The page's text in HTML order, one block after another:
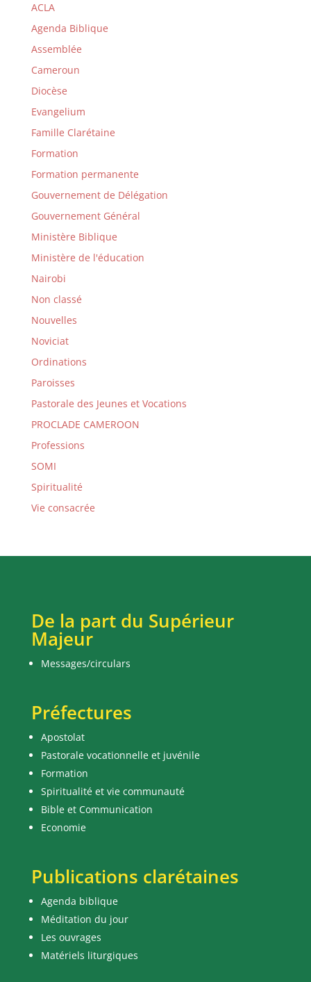
ACLA
Agenda Biblique
Assemblée
Cameroun
Diocèse
Evangelium
Famille Clarétaine
Formation
Formation permanente
Gouvernement de Délégation
Gouvernement Général
Ministère Biblique
Ministère de l'éducation
Nairobi
Non classé
Nouvelles
Noviciat
Ordinations
Paroisses
Pastorale des Jeunes et Vocations
PROCLADE CAMEROON
Professions
SOMI
Spiritualité
Vie consacrée
De la part du Supérieur
Majeur
Messages/circulars
Préfectures
Apostolat
Pastorale vocationnelle et juvénile
Formation
Spiritualité et vie communauté
Bible et Communication
Economie
Publications clarétaines
Agenda biblique
Méditation du jour
Les ouvrages
Matériels liturgiques